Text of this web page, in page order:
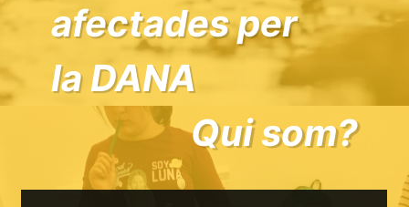
afectades per
la DANA
Qui som?